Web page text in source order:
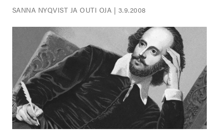
SANNA NYQVIST JA OUTI OJA | 3.9.2008